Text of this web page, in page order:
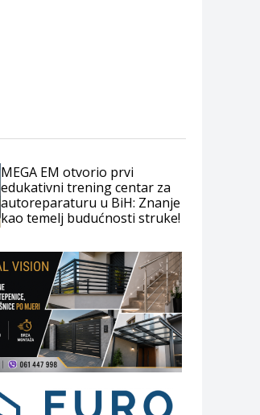
MEGA EM otvorio prvi
edukativni trening centar za
autoreparaturu u BiH: Znanje
kao temelj budućnosti struke!